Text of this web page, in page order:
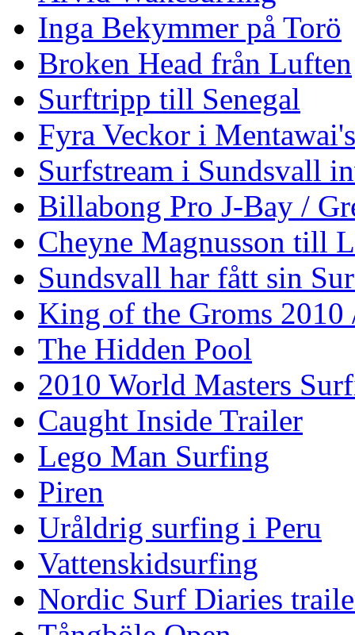
Inga Bekymmer på Torö
Broken Head från Luften
Surftripp till Senegal
Fyra Veckor i Mentawai's
Surfstream i Sundsvall
Billabong Pro J-Bay /
Cheyne Magnusson till
Sundsvall har fått sin
King of the Groms
The Hidden Pool
2010 World Masters
Caught Inside Trailer
Lego Man Surfing
Piren
Uråldrig surfing i Peru
Vattenskidsurfing
Nordic Surf Diaries